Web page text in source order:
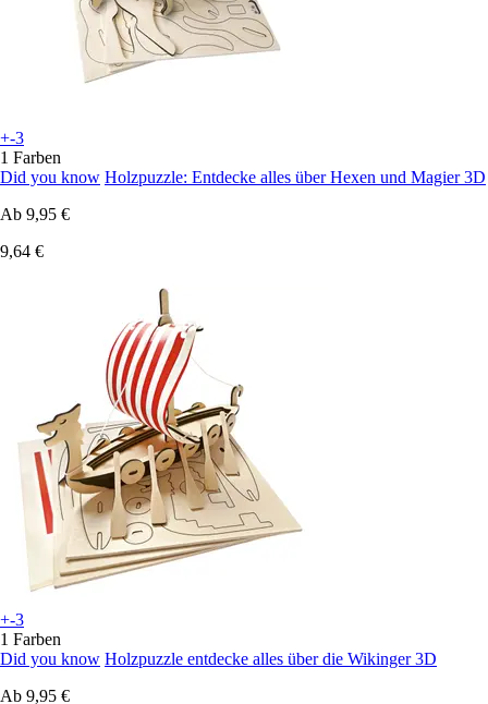
+-3
1 Farben
Did you know Holzpuzzle: Entdecke alles über Hexen und Magier 3D
Ab 9,95 €
9,64 €
+-3
1 Farben
Did you know Holzpuzzle entdecke alles über die Wikinger 3D
Ab 9,95 €